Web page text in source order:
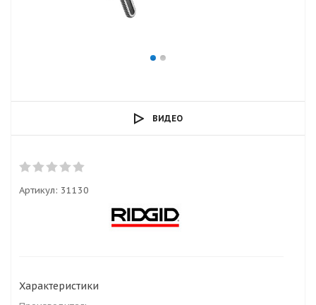
ВИДЕО
Артикул: 31130
Характеристики